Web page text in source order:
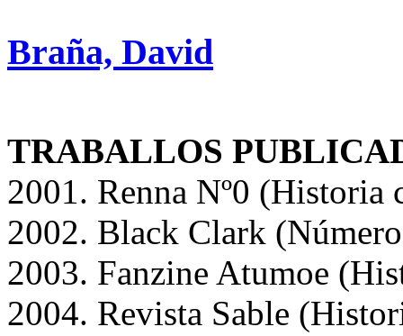
Braña, David
TRABALLOS
2001. Renna Nº0
2002. Black Clark
2003. Fanzine Atumoe
2004. Revista Sable